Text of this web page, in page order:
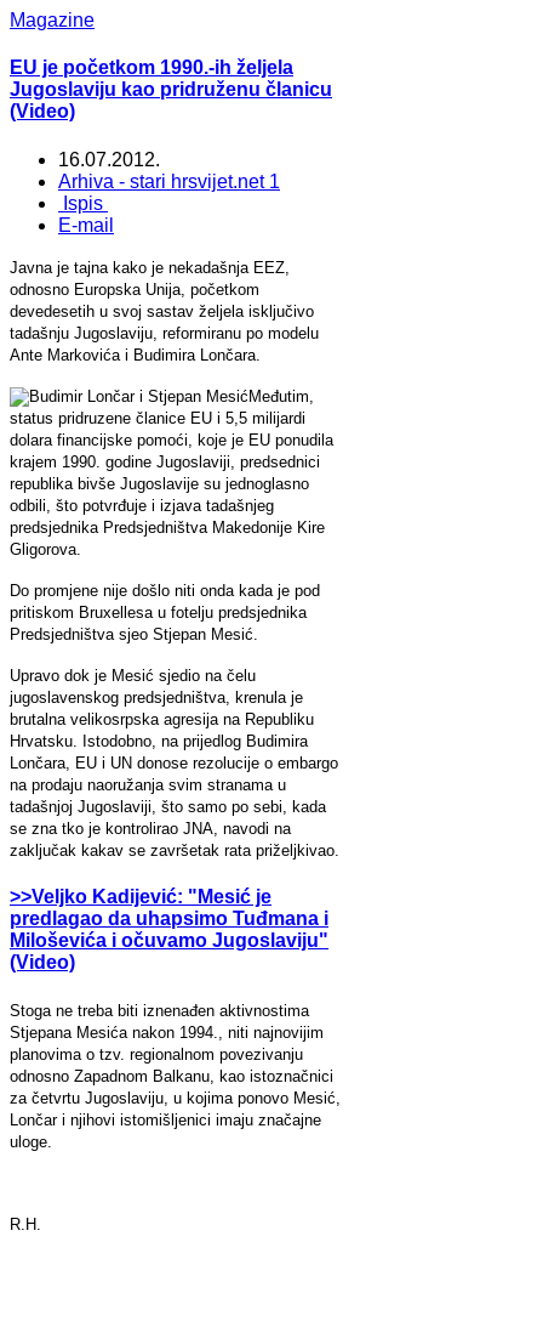
Magazine
EU je početkom 1990.-ih željela
Jugoslaviju kao pridruženu članicu
(Video)
16.07.2012.
Arhiva - stari hrsvijet.net 1
Ispis
E-mail
Javna je tajna kako je nekadašnja EEZ,
odnosno Europska Unija, početkom
devedesetih u svoj sastav željela isključivo
tadašnju Jugoslaviju, reformiranu po modelu
Ante Markovića i Budimira Lončara.
Međutim,
status pridruzene članice EU i 5,5 milijardi
dolara financijske pomoći, koje je EU ponudila
krajem 1990. godine Jugoslaviji, predsednici
republika bivše Jugoslavije su jednoglasno
odbili, što potvrđuje i izjava tadašnjeg
predsjednika Predsjedništva Makedonije Kire
Gligorova.
Do promjene nije došlo niti onda kada je pod
pritiskom Bruxellesa u fotelju predsjednika
Predsjedništva sjeo Stjepan Mesić.
Upravo dok je Mesić sjedio na čelu
jugoslavenskog predsjedništva, krenula je
brutalna velikosrpska agresija na Republiku
Hrvatsku. Istodobno, na prijedlog Budimira
Lončara, EU i UN donose rezolucije o embargo
na prodaju naoružanja svim stranama u
tadašnjoj Jugoslaviji, što samo po sebi, kada
se zna tko je kontrolirao JNA, navodi na
zaključak kakav se završetak rata priželjkivao.
>>Veljko Kadijević: "Mesić je
predlagao da uhapsimo Tuđmana i
Miloševića i očuvamo Jugoslaviju"
(Video)
Stoga ne treba biti iznenađen aktivnostima
Stjepana Mesića nakon 1994., niti najnovijim
planovima o tzv. regionalnom povezivanju
odnosno Zapadnom Balkanu, kao istoznačnici
za četvrtu Jugoslaviju, u kojima ponovo Mesić,
Lončar i njihovi istomišljenici imaju značajne
uloge.
R.H.